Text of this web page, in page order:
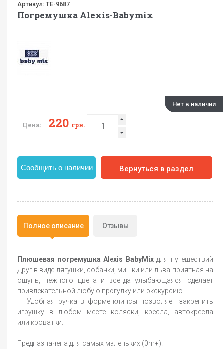
Артикул: TE-9687
Погремушка Alexis-Babymix
Нет в наличии
Цена: 220 грн.
Сообщить о наличии Вернуться в раздел
Полное описание Отзывы
Плюшевая погремушка Alexis BabyMixдля путешествий
Друг в виде лягушки, собачки, мишки или льва приятная на
ощупь, нежного цвета и всегда улыбающаяся сделает
привлекательной любую прогулку или экскурсию.
Удобная ручка в форме клипсы позволяет закрепить
игрушку в любом месте коляски, кресла, автокресла
или кроватки.
Предназначена для самых маленьких (0m+).